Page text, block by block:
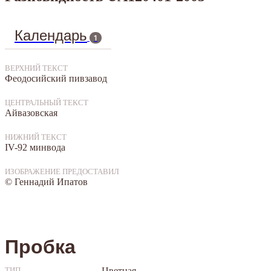
Календарь 1
ВЕРХНИЙ ТЕКСТ
Феодосийский пивзавод
ЦЕНТРАЛЬНЫЙ ТЕКСТ
Айвазовская
НИЖНИЙ ТЕКСТ
IV-92 минвода
ИЗОБРАЖЕНИЕ ПРЕДОСТАВИЛ
© Геннадий Ипатов
Пробка